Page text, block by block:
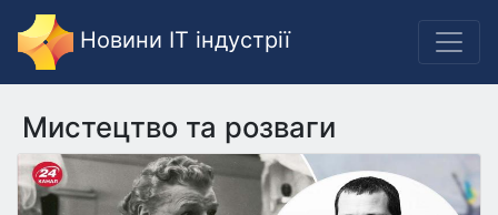
Новини IT індустрії
Мистецтво та розваги